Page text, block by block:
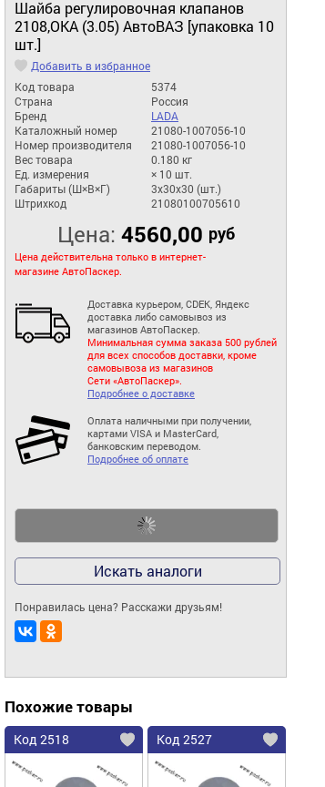
Шайба регулировочная клапанов
2108,ОКА (3.05) АвтоВАЗ [упаковка 10
шт.]
Добавить в избранное
Код товара
5374
Страна
Россия
Бренд
LADA
Каталожный номер
21080-1007056-10
Номер производителя
21080-1007056-10
Вес товара
0.180 кг
Ед. измерения
× 10 шт.
Габариты (Ш×В×Г)
3x30x30 (шт.)
Штрихкод
21080100705610
Цена: 4560,00 руб
Цена действительна только в интернет-
магазине АвтоПаскер.
Доставка курьером, CDEK, Яндекс
доставка либо самовывоз из
магазинов АвтоПаскер.
Минимальная сумма заказа 500 рублей
для всех способов доставки, кроме
самовывоза из магазинов
Сети «АвтоПаскер».
Подробнее о доставке
Оплата наличными при получении,
картами VISA и MasterCard,
банковским переводом.
Подробнее об оплате
Искать аналоги
Понравилась цена? Расскажи друзьям!
Похожие товары
Код 2518 Код 2527